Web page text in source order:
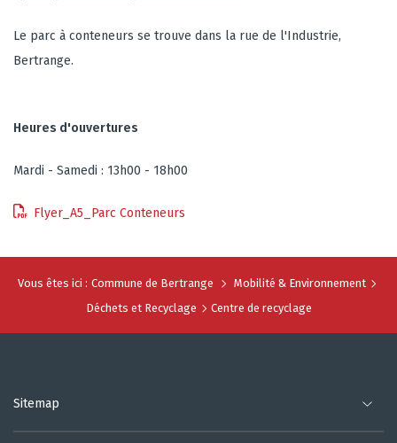
Le parc à conteneurs se trouve dans la rue de l'Industrie,
Bertrange.
Heures d'ouvertures
Mardi - Samedi : 13h00 - 18h00
Flyer_A5_Parc Conteneurs
Vous êtes ici : Commune de Bertrange
Mobilité & Environnement
Déchets et Recyclage
Centre de recyclage
Sitemap